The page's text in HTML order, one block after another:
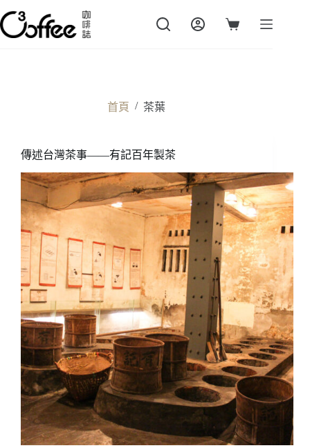
跳
至
主
購
首頁 / 茶葉
傳述台灣茶事——有記百年製茶